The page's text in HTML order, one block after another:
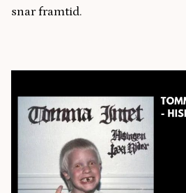
snar framtid.